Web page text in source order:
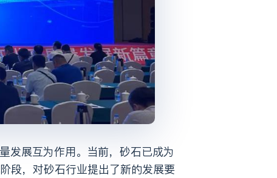
段，对砂石行业提出了新的发展要